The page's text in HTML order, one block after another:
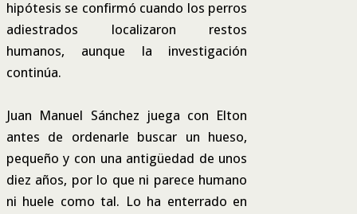
hipótesis se confirmó cuando los perros
adiestrados localizaron restos
humanos, aunque la investigación
continúa.
Juan Manuel Sánchez juega con Elton
antes de ordenarle buscar un hueso,
pequeño y con una antigüedad de unos
diez años, por lo que ni parece humano
ni huele como tal. Lo ha enterrado en